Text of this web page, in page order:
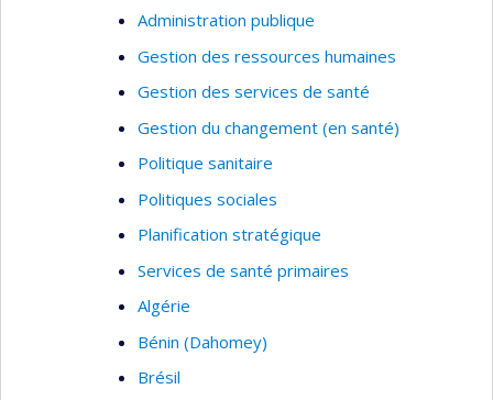
Administration publique
Gestion des ressources humaines
Gestion des services de santé
Gestion du changement (en santé)
Politique sanitaire
Politiques sociales
Planification stratégique
Services de santé primaires
Algérie
Bénin (Dahomey)
Brésil